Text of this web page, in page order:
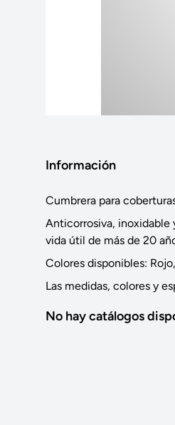
Información
Cumbrera para
Anticorrosiva,
vida útil de más de 20
Colores disponibles:
Las medidas, colores y
No hay catálogos